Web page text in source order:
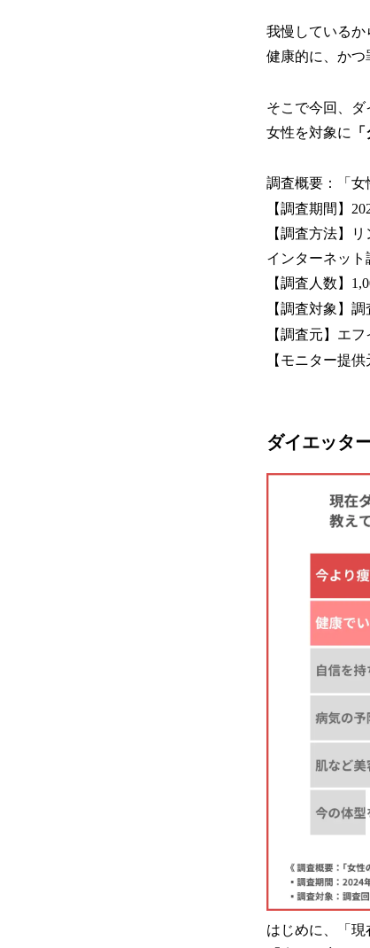
我慢しているか
健康的に、かつ
そこで今回、
女性を対象に
調査概要：「女
【調査期間】
【調査方法】
インターネット
【調査人数】
【調査対象】
【調査元】エ
【モニター提
ダイエッタ
はじめに、「現